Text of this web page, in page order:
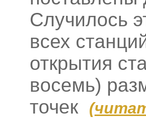
Случилось
всех
открытия
восемь)
точек
(